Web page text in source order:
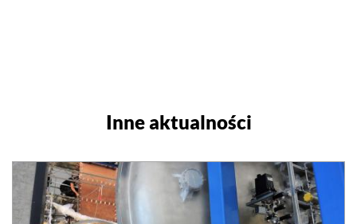
Inne aktualności